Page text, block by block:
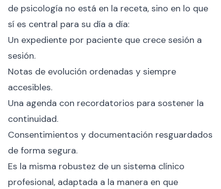
de psicología no está en la receta, sino en lo que
sí es central para su día a día:
Un expediente por paciente que crece sesión a
sesión.
Notas de evolución ordenadas y siempre
accesibles.
Una agenda con recordatorios para sostener la
continuidad.
Consentimientos y documentación resguardados
de forma segura.
Es la misma robustez de un sistema clínico
profesional, adaptada a la manera en que